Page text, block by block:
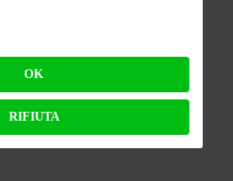
Stile silenzioso
23:00:27
OK
RIFIUTA